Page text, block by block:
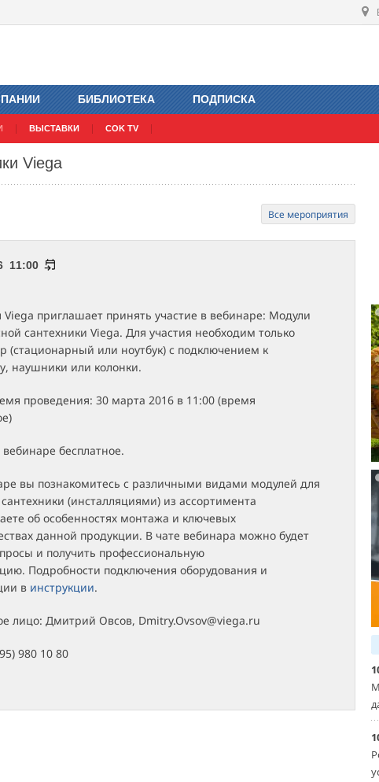
ВЫСТАВКИ COK TV
БИБЛИОТЕКА ПОДПИСКА
Viega
Все мероприятия
11:00
приглашает принять участие в вебинаре: Модули
сантехники Viega. Для участия необходим только
(стационарный или ноутбук) с подключением к
наушники или колонки.
проведения: 30 марта 2016 в 11:00 (время
бесплатное.
вы познакомитесь с различными видами модулей для
(инсталляциями) из ассортимента
об особенностях монтажа и ключевых
данной продукции. В чате вебинара можно будет
и получить профессиональную
Подробности подключения оборудования и
в инструкции.
лицо: Дмитрий Овсов, Dmitry.Ovsov@viega.ru
980 10 80